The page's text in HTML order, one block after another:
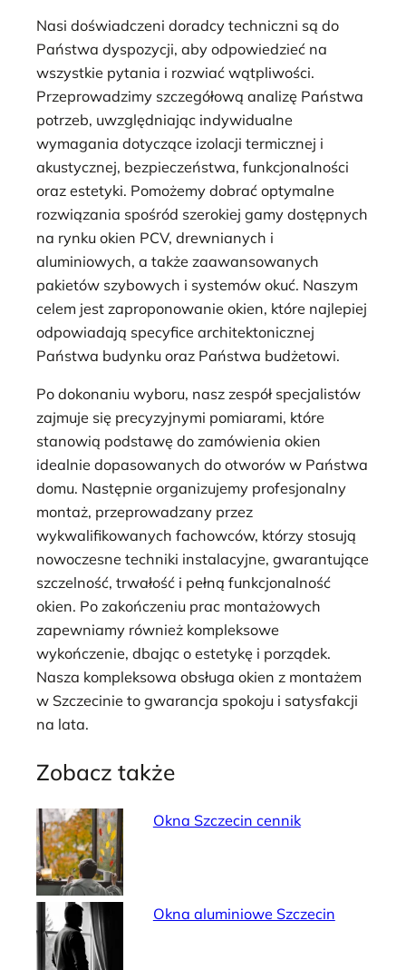
Nasi doświadczeni doradcy techniczni są do
Państwa dyspozycji, aby odpowiedzieć na
wszystkie pytania i rozwiać wątpliwości.
Przeprowadzimy szczegółową analizę Państwa
potrzeb, uwzględniając indywidualne
wymagania dotyczące izolacji termicznej i
akustycznej, bezpieczeństwa, funkcjonalności
oraz estetyki. Pomożemy dobrać optymalne
rozwiązania spośród szerokiej gamy dostępnych
na rynku okien PCV, drewnianych i
aluminiowych, a także zaawansowanych
pakietów szybowych i systemów okuć. Naszym
celem jest zaproponowanie okien, które najlepiej
odpowiadają specyfice architektonicznej
Państwa budynku oraz Państwa budżetowi.
Po dokonaniu wyboru, nasz zespół specjalistów
zajmuje się precyzyjnymi pomiarami, które
stanowią podstawę do zamówienia okien
idealnie dopasowanych do otworów w Państwa
domu. Następnie organizujemy profesjonalny
montaż, przeprowadzany przez
wykwalifikowanych fachowców, którzy stosują
nowoczesne techniki instalacyjne, gwarantujące
szczelność, trwałość i pełną funkcjonalność
okien. Po zakończeniu prac montażowych
zapewniamy również kompleksowe
wykończenie, dbając o estetykę i porządek.
Nasza kompleksowa obsługa okien z montażem
w Szczecinie to gwarancja spokoju i satysfakcji
na lata.
Zobacz także
Okna Szczecin cennik
Okna aluminiowe Szczecin